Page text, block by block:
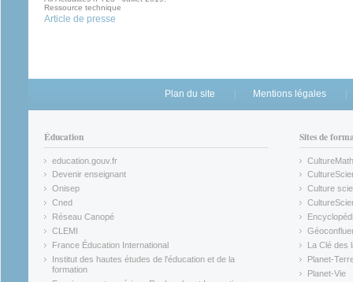
Ressource technique
Article de presse
Plan du site Mentions légales
Éducation
education.gouv.fr
(link is external)
Devenir enseignant
(link is external)
Onisep
(link is external)
Cned
(link is external)
Réseau Canopé
(link is external)
CLEMI
(link is external)
France Éducation International
(link is external)
Institut des hautes études de l'éducation et de la
formation
Sites de
CultureMath
(link is
(link is
Culture
(link is
(link is
(link is
La Clé des
(link is
Planet-
(link is
Planet-Vie